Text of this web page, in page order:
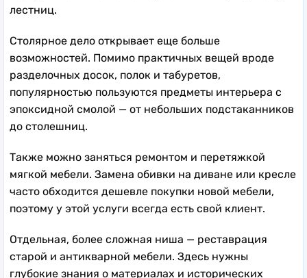
лестниц.
Столярное дело открывает еще больше
возможностей. Помимо практичных вещей вроде
разделочных досок, полок и табуретов,
популярностью пользуются предметы интерьера с
эпоксидной смолой — от небольших подстаканников
до столешниц.
Также можно заняться ремонтом и перетяжкой
мягкой мебели. Замена обивки на диване или кресле
часто обходится дешевле покупки новой мебели,
поэтому у этой услуги всегда есть свой клиент.
Отдельная, более сложная ниша — реставрация
старой и антикварной мебели. Здесь нужны
глубокие знания о материалах и исторических